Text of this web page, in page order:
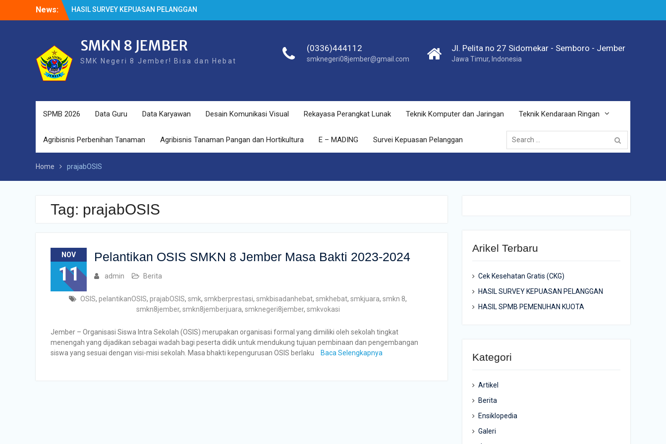
News:
HASIL SURVEY KEPUASAN PELANGGAN
HASIL SPMB PEMENUHAN KUOTA
SMKN 8 JEMBER
SMK Negeri 8 Jember! Bisa dan Hebat
(0336)444112
smknegeri08jember@gmail.com
Jl. Pelita no 27 Sidomekar - Semboro - Jember
Jawa Timur, Indonesia
SPMB 2026 Data Guru Data Karyawan Desain Komunikasi Visual Rekayasa Perangkat Lunak Teknik Komputer dan Jaringan Teknik Kendaraan Ringan
Agribisnis Perbenihan Tanaman Agribisnis Tanaman Pangan dan Hortikultura E – MADING Survei Kepuasan Pelanggan
Search
for:
Home prajabOSIS
Tag: prajabOSIS
NOV
11
Pelantikan OSIS SMKN 8 Jember Masa Bakti 2023-2024
admin Berita
OSIS, pelantikanOSIS, prajabOSIS, smk, smkberprestasi, smkbisadanhebat, smkhebat, smkjuara, smkn 8,
smkn8jember, smkn8jemberjuara, smknegeri8jember, smkvokasi
Jember – Organisasi Siswa Intra Sekolah (OSIS) merupakan organisasi formal yang dimiliki oleh sekolah tingkat
menengah yang dijadikan sebagai wadah bagi peserta didik untuk mendukung tujuan pembinaan dan pengembangan
siswa yang sesuai dengan visi-misi sekolah. Masa bhakti kepengurusan OSIS berlaku
Baca Selengkapnya
Arikel Terbaru
Cek Kesehatan Gratis (CKG)
HASIL SURVEY KEPUASAN PELANGGAN
HASIL SPMB PEMENUHAN KUOTA
Kategori
Artikel
Berita
Ensiklopedia
Galeri